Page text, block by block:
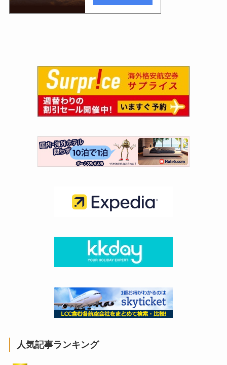
人気記事ランキング